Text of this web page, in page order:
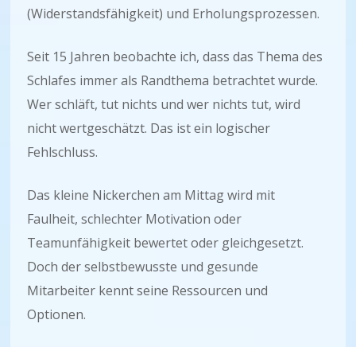
(Widerstandsfähigkeit) und Erholungsprozessen.
Seit 15 Jahren beobachte ich, dass das Thema des
Schlafes immer als Randthema betrachtet wurde.
Wer schläft, tut nichts und wer nichts tut, wird
nicht wertgeschätzt. Das ist ein logischer
Fehlschluss.
Das kleine Nickerchen am Mittag wird mit
Faulheit, schlechter Motivation oder
Teamunfähigkeit bewertet oder gleichgesetzt.
Doch der selbstbewusste und gesunde
Mitarbeiter kennt seine Ressourcen und
Optionen.